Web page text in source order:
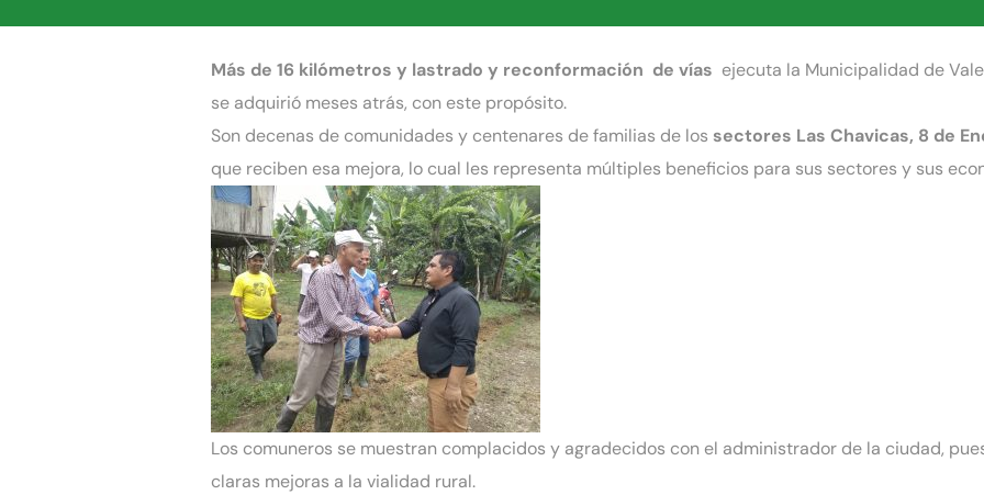
Más de 16 kilómetros y lastrado y reconformación de vías ejecuta la Municipalidad de
se adquirió meses atrás, con este propósito.
Son decenas de comunidades y centenares de familias de los sectores Las Chavicas, 8 de
que reciben esa mejora, lo cual les representa múltiples beneficios para sus sectores y sus
Los comuneros se muestran complacidos y agradecidos con el administrador de la ciudad,
claras mejoras a la vialidad rural.